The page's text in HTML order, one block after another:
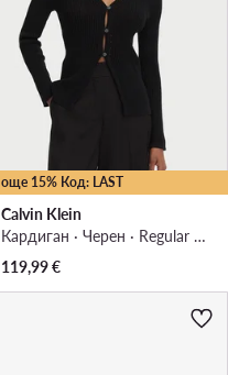
още 15% Код: LAST
Calvin Klein
Кардиган · Черен · Regular Fit
119,99€